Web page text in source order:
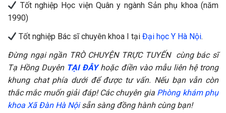
Tốt nghiệp Học viện Quân y ngành Sản phụ khoa (năm
1990)
Tốt nghiệp Bác sĩ chuyên khoa I tạiĐại học Y Hà Nội.
Đừng ngại ngần TRÒ CHUYỆN TRỰC TUYẾN cùng bác sĩ
Tạ Hồng Duyên TẠI ĐÂYhoặc điền vào mẫu liên hệ trong
khung chat phía dưới để được tư vấn. Nếu bạn vẫn còn
thắc mắc muốn giải đáp! Các chuyên gia Phòng khám phụ
khoa Xã Đàn Hà Nộisẵn sàng đồng hành cùng bạn!